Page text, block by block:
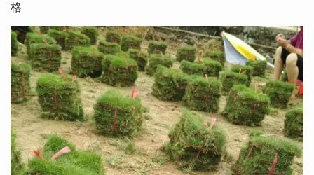
格